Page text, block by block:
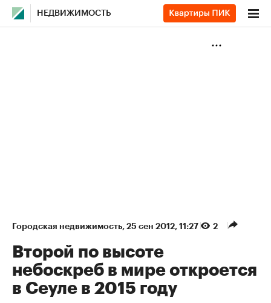
НЕДВИЖИМОСТЬ
Городская недвижимость⁠, 25 сен 2012, 11:27 2
Второй по высоте
небоскреб в мире откроется
в Сеуле в 2015 году